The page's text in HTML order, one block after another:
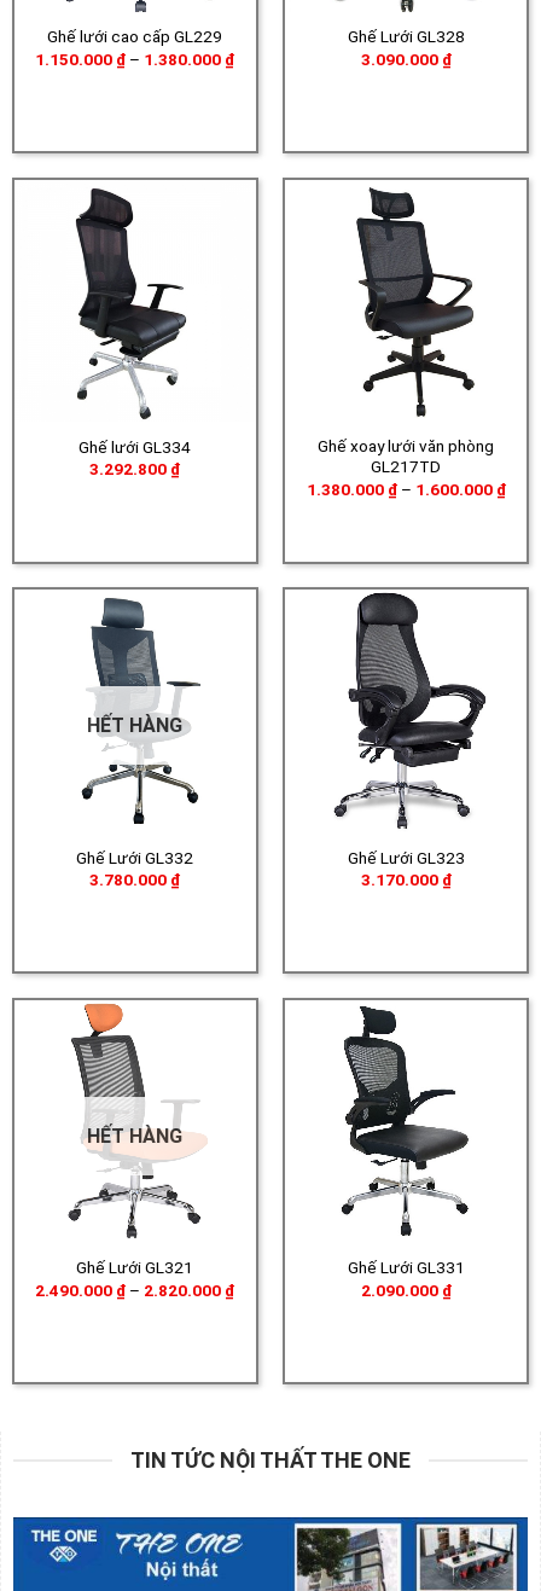
Ghế lưới cao cấp GL229
1.150.000 ₫ – 1.380.000 ₫Khoảng
Ghế Lưới GL328
3.090.000 ₫
Ghế lưới GL334
3.292.800 ₫
Ghế xoay lưới văn phòng
GL217TD
1.380.000 ₫ – 1.600.000 ₫
giá:
HẾT HÀNG
Ghế Lưới GL332
3.780.000 ₫
Ghế Lưới GL323
3.170.000 ₫
HẾT HÀNG
Ghế Lưới GL321
2.490.000 ₫ – 2.820.000 ₫Khoảng
Ghế Lưới GL331
2.090.000 ₫
TIN TỨC NỘI THẤT THE ONE